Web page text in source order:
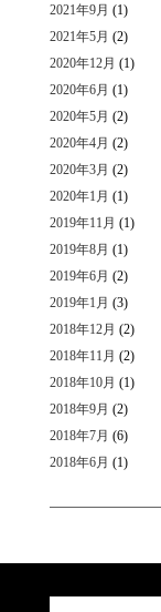
2021年9月 (1)
2021年5月 (2)
2020年12月 (1)
2020年6月 (1)
2020年5月 (2)
2020年4月 (2)
2020年3月 (2)
2020年1月 (1)
2019年11月 (1)
2019年8月 (1)
2019年6月 (2)
2019年1月 (3)
2018年12月 (2)
2018年11月 (2)
2018年10月 (1)
2018年9月 (2)
2018年7月 (6)
2018年6月 (1)